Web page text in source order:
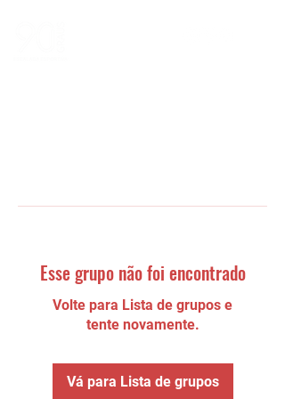
Esse grupo não foi encontrado
Volte para Lista de grupos e
tente novamente.
Vá para Lista de grupos